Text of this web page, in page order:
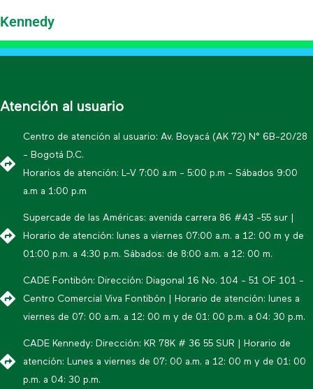
Kennedy
Atención al usuario
Centro de atención al usuario: Av. Boyacá (AK 72) N° 6B-20/28
- Bogotá D.C.
Horarios de atención: L-V 7:00 a.m - 5:00 p.m - Sábados 9:00
a.m a 1:00 p.m
Supercade de las Américas: avenida carrera 86 #43 -55 sur |
Horario de atención: lunes a viernes 07:00 a.m. a 12: 00 m y de
01:00 p.m. a 4:30 p.m. Sábados: de 8:00 a.m. a 12: 00 m.
CADE Fontibón: Dirección: Diagonal 16 No. 104 - 51 OF 101 -
Centro Comercial Viva Fontibón | Horario de atención: lunes a
viernes de 07: 00 a.m. a 12: 00 m y de 01: 00 p.m. a 04: 30 p.m.
CADE Kennedy: Dirección: KR 78K # 36 55 SUR | Horario de
atención: Lunes a viernes de 07: 00 a.m. a 12: 00 m y de 01: 00
p.m. a 04: 30 p.m.